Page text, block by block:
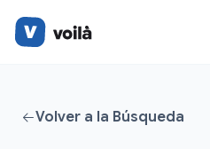
Volver a la Búsqueda